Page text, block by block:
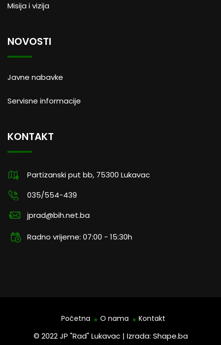
Misija i vizija
NOVOSTI
Javne nabavke
Servisne informacije
KONTAKT
Partizanski put bb, 75300 Lukavac
035/554-439
jprad@bih.net.ba
Radno vrijeme: 07:00 - 15:30h
© 2022 JP "Rad" Lukavac | Izrada: Shape.ba
Početna O nama Kontakt